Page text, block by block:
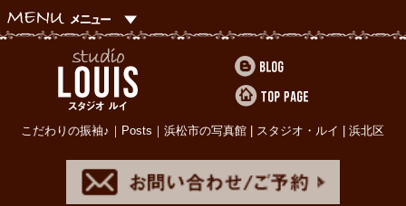
こだわりの振袖♪｜Posts｜浜松市の写真館 | スタジオ・ルイ | 浜北区